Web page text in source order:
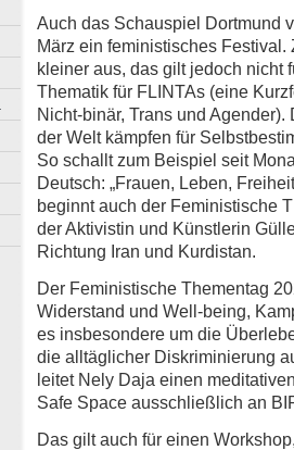
Auch das Schauspiel Dortmund
März ein feministisches
kleiner aus, das gilt jedoch nicht
Thematik für FLINTAs (eine
Nicht-binär, Trans und
der Welt kämpfen für
So schallt zum Beispiel seit
Deutsch: „Frauen, Leben,
beginnt auch der Feministische
der Aktivistin und Künstlerin
Richtung Iran und Kurdistan.
Der Feministische Thementag
Widerstand und Well-being,
es insbesondere um die
die alltäglicher Diskriminierung
leitet Nely Daja einen
Safe Space ausschließlich an
Das gilt auch für einen